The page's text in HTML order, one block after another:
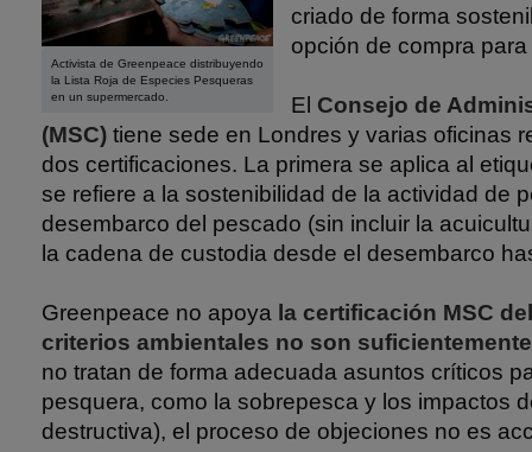
Activista de Greenpeace distribuyendo
la Lista Roja de Especies Pesqueras
en un supermercado.
criado de forma
opción de compra
El Consejo de
(MSC) tiene sede en Londres y varias oficinas
dos certificaciones. La primera se aplica al
se refiere a la sostenibilidad de la actividad de
desembarco del pescado (sin incluir la
la cadena de custodia desde el desembarco
Greenpeace no apoya la certificación MSC
criterios ambientales no son
no tratan de forma adecuada asuntos críticos
pesquera, como la sobrepesca y los impactos
destructiva), el proceso de objeciones no es